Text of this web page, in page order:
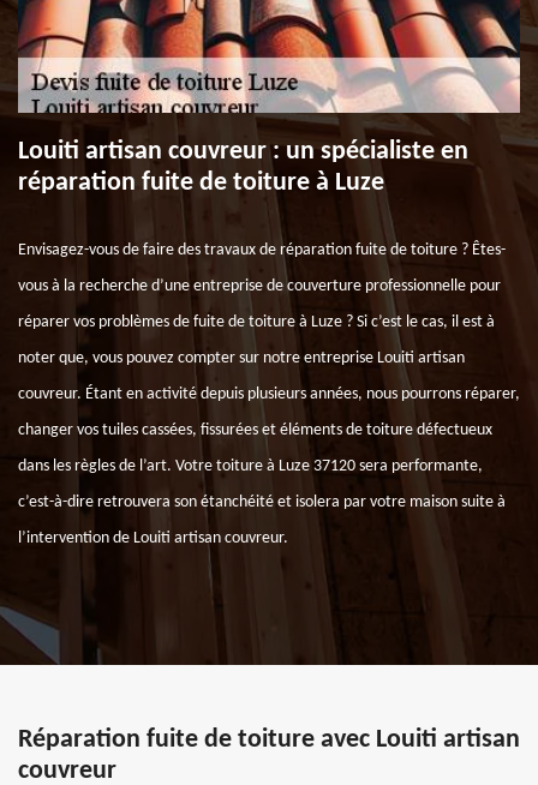
Louiti artisan couvreur : un spécialiste en
réparation fuite de toiture à Luze
Envisagez-vous de faire des travaux de réparation fuite de toiture ? Êtes-
vous à la recherche d’une entreprise de couverture professionnelle pour
réparer vos problèmes de fuite de toiture à Luze ? Si c’est le cas, il est à
noter que, vous pouvez compter sur notre entreprise Louiti artisan
couvreur. Étant en activité depuis plusieurs années, nous pourrons réparer,
changer vos tuiles cassées, fissurées et éléments de toiture défectueux
dans les règles de l’art. Votre toiture à Luze 37120 sera performante,
c’est-à-dire retrouvera son étanchéité et isolera par votre maison suite à
l’intervention de Louiti artisan couvreur.
Réparation fuite de toiture avec Louiti artisan
couvreur